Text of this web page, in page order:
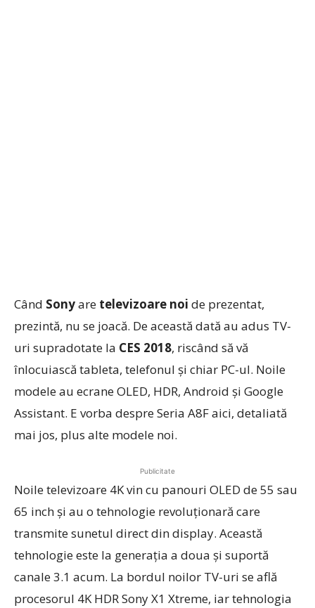
Când Sonyare televizoare noi de prezentat,
prezintă, nu se joacă. De această dată au adus TV-
uri supradotate la CES 2018, riscând să vă
înlocuiască tableta, telefonul şi chiar PC-ul. Noile
modele au ecrane OLED, HDR, Android şi Google
Assistant. E vorba despre Seria A8F aici, detaliată
mai jos, plus alte modele noi.
Publicitate
Noile televizoare 4K vin cu panouri OLED de 55 sau
65 inch şi au o tehnologie revoluţionară care
transmite sunetul direct din display. Această
tehnologie este la generaţia a doua şi suportă
canale 3.1 acum. La bordul noilor TV-uri se află
procesorul 4K HDR Sony X1 Xtreme, iar tehnologia